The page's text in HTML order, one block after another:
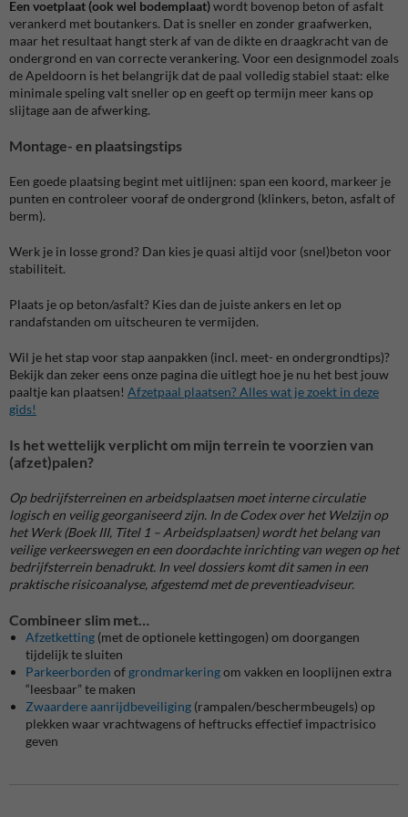
Een voetplaat (ook wel bodemplaat)wordt bovenop beton of asfalt
verankerd met boutankers. Dat is sneller en zonder graafwerken,
maar het resultaat hangt sterk af van de dikte en draagkracht van de
ondergrond en van correcte verankering. Voor een designmodel zoals
de Apeldoorn is het belangrijk dat de paal volledig stabiel staat: elke
minimale speling valt sneller op en geeft op termijn meer kans op
slijtage aan de afwerking.
Montage- en plaatsingstips
Een goede plaatsing begint met uitlijnen: span een koord, markeer je
punten en controleer vooraf de ondergrond (klinkers, beton, asfalt of
berm).
Werk je in losse grond? Dan kies je quasi altijd voor (snel)beton voor
stabiliteit.
Plaats je op beton/asfalt? Kies dan de juiste ankers en let op
randafstanden om uitscheuren te vermijden.
Wil je het stap voor stap aanpakken (incl. meet- en ondergrondtips)?
Bekijk dan zeker eens onze pagina die uitlegt hoe je nu het best jouw
paaltje kan plaatsen! Afzetpaal plaatsen? Alles wat je zoekt in deze
gids!
Is het wettelijk verplicht om mijn terrein te voorzien van
(afzet)palen?
Op bedrijfsterreinen en arbeidsplaatsen moet interne circulatie
logisch en veilig georganiseerd zijn. In de Codex over het Welzijn op
het Werk (Boek III, Titel 1 – Arbeidsplaatsen) wordt het belang van
veilige verkeerswegen en een doordachte inrichting van wegen op het
bedrijfsterrein benadrukt. In veel dossiers komt dit samen in een
praktische risicoanalyse, afgestemd met de preventieadviseur.
Combineer slim met…
Afzetketting (met de optionele kettingogen) om doorgangen
tijdelijk te sluiten
Parkeerborden of grondmarkeringom vakken en looplijnen extra
“leesbaar” te maken
Zwaardere aanrijdbeveiliging (rampalen/beschermbeugels) op
plekken waar vrachtwagens of heftrucks effectief impactrisico
geven